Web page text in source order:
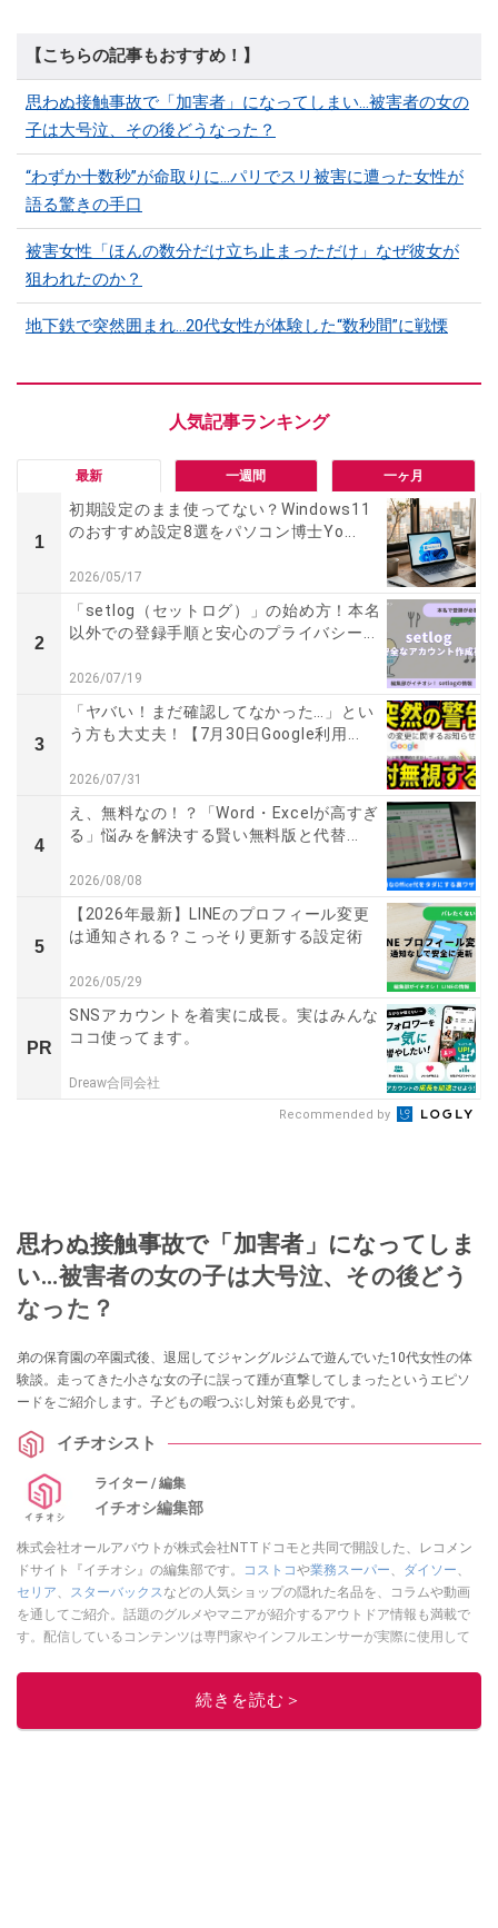
【こちらの記事もおすすめ！】
思わぬ接触事故で「加害者」になってしまい…被害者の女の
子は大号泣、その後どうなった？
“わずか十数秒”が命取りに…パリでスリ被害に遭った女性が
語る驚きの手口
被害女性「ほんの数分だけ立ち止まっただけ」なぜ彼女が
狙われたのか？
地下鉄で突然囲まれ…20代女性が体験した“数秒間”に戦慄
最新 一週間 一ヶ月
1
初期設定のまま使ってない？Windows11
のおすすめ設定8選をパソコン博士Yo...
2026/05/17
2
「setlog（セットログ）」の始め方！本名
以外での登録手順と安心のプライバシー...
2026/07/19
3
「ヤバい！まだ確認してなかった…」とい
う方も大丈夫！【7月30日Google利用...
2026/07/31
4
え、無料なの！？「Word・Excelが高すぎ
る」悩みを解決する賢い無料版と代替...
2026/08/08
5
【2026年最新】LINEのプロフィール変更
は通知される？こっそり更新する設定術
2026/05/29
PR
SNSアカウントを着実に成長。実はみんな
ココ使ってます。
Dreaw合同会社
Recommended by
思わぬ接触事故で「加害者」になってしま
い…被害者の女の子は大号泣、その後どう
なった？
弟の保育園の卒園式後、退屈してジャングルジムで遊んでいた10代女性の体
験談。走ってきた小さな女の子に誤って踵が直撃してしまったというエピソ
ードをご紹介します。子どもの暇つぶし対策も必見です。
イチオシスト
ライター / 編集
イチオシ編集部
株式会社オールアバウトが株式会社NTTドコモと共同で開設した、レコメン
ドサイト『イチオシ』の編集部です。
コストコや業務スーパー ダイソー
セリア
スターバックス などの人気ショップの隠れた名品を、コラムや動画
を通してご紹介。話題のグルメやマニアが紹介するアウトドア情報も満載で
す。配信しているコンテンツは専門家やインフルエンサーが実際に使用して
ニュースでフォロー
続きを読む＞